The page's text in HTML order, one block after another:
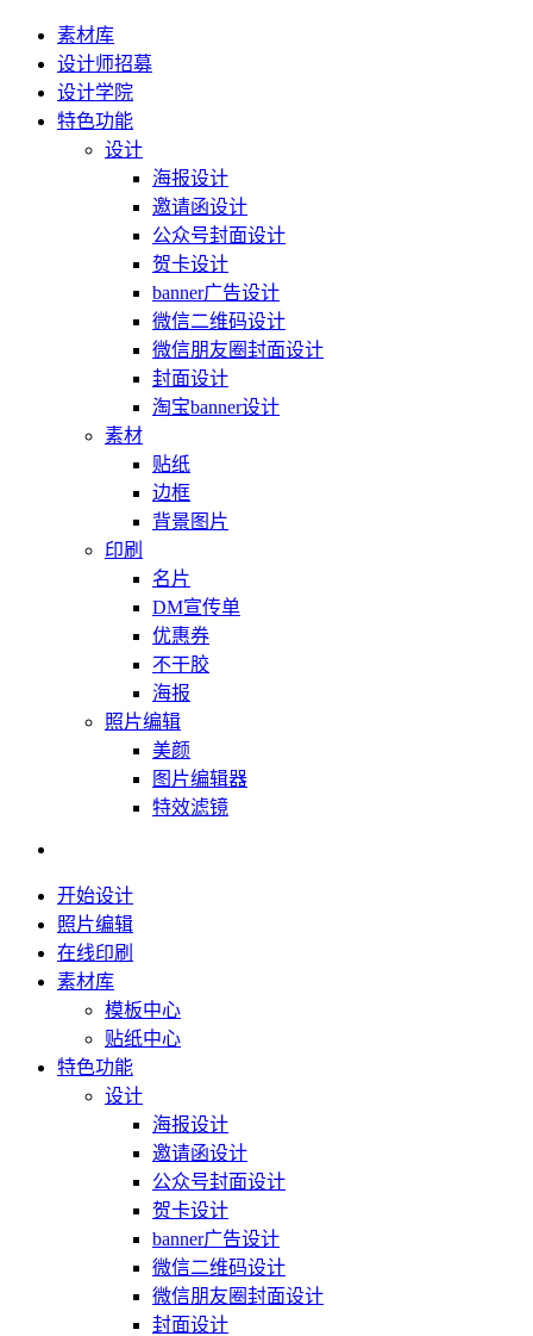
素材库
设计师招募
设计学院
特色功能
设计
海报设计
邀请函设计
公众号封面设计
贺卡设计
banner广告设计
微信二维码设计
微信朋友圈封面设计
封面设计
淘宝banner设计
素材
贴纸
边框
背景图片
印刷
名片
DM宣传单
优惠券
不干胶
海报
照片编辑
美颜
图片编辑器
特效滤镜
开始设计
照片编辑
在线印刷
素材库
模板中心
贴纸中心
特色功能
设计
海报设计
邀请函设计
公众号封面设计
贺卡设计
banner广告设计
微信二维码设计
微信朋友圈封面设计
封面设计